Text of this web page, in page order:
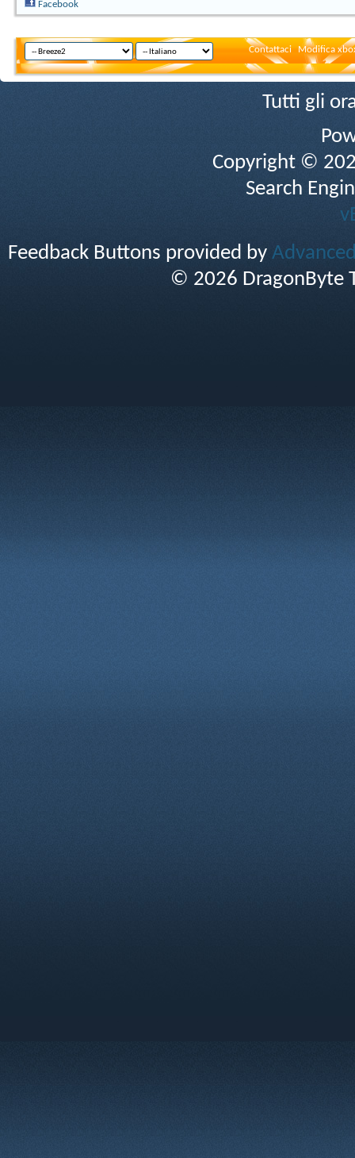
Facebook
Contattaci Modifica
Tutti gli
Copyright ©
Search
Feedback Buttons provided by
© 2026 DragonByte